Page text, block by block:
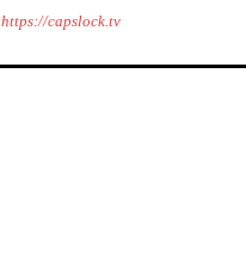
https://capslock.tv